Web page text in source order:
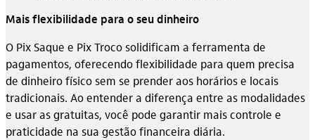
Mais flexibilidade para o seu dinheiro
O Pix Saque e Pix Troco solidificam a ferramenta de
pagamentos, oferecendo flexibilidade para quem precisa
de dinheiro físico sem se prender aos horários e locais
tradicionais. Ao entender a diferença entre as modalidades
e usar as gratuitas, você pode garantir mais controle e
praticidade na sua gestão financeira diária.